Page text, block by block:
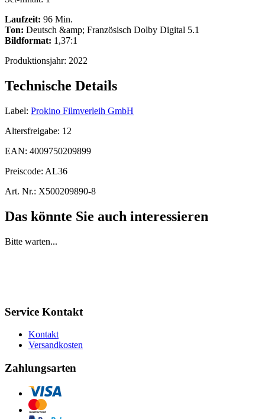
Laufzeit: 96 Min.
Ton: Deutsch &amp; Französisch Dolby Digital 5.1
Bildformat: 1,37:1
Produktionsjahr: 2022
Technische Details
Label: Prokino Filmverleih GmbH
Altersfreigabe: 12
EAN: 4009750209899
Preiscode: AL36
Art. Nr.: X500209890-8
Das könnte Sie auch interessieren
Bitte warten...
Service Kontakt
Kontakt
Versandkosten
Zahlungsarten